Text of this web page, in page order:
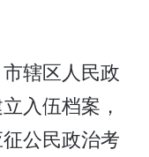
辖区人民政
入伍档案，
公民政治考